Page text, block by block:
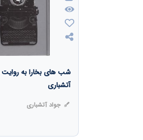
شب های بخارا به روایت
آتشباری
جواد آتشباری